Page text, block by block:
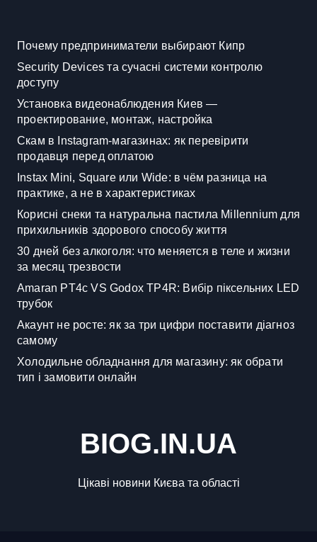
Почему предприниматели выбирают Кипр
Security Devices та сучасні системи контролю
доступу
Установка видеонаблюдения Киев —
проектирование, монтаж, настройка
Скам в Instagram-магазинах: як перевірити
продавця перед оплатою
Instax Mini, Square или Wide: в чём разница на
практике, а не в характеристиках
Корисні снеки та натуральна пастила Millennium для
прихильників здорового способу життя
30 дней без алкоголя: что меняется в теле и жизни
за месяц трезвости
Amaran PT4c VS Godox TP4R: Вибір піксельних LED
трубок
Акаунт не росте: як за три цифри поставити діагноз
самому
Холодильне обладнання для магазину: як обрати
тип і замовити онлайн
BIOG.IN.UA
Цікаві новини Києва та області